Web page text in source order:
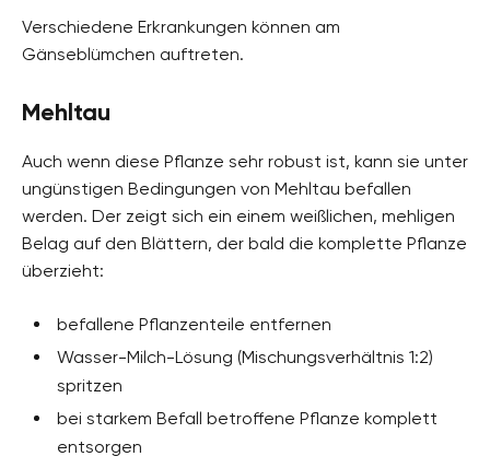
Verschiedene Erkrankungen können am
Gänseblümchen auftreten.
Mehltau
Auch wenn diese Pflanze sehr robust ist, kann sie unter
ungünstigen Bedingungen von Mehltau befallen
werden. Der zeigt sich ein einem weißlichen, mehligen
Belag auf den Blättern, der bald die komplette Pflanze
überzieht:
befallene Pflanzenteile entfernen
Wasser-Milch-Lösung (Mischungsverhältnis 1:2)
spritzen
bei starkem Befall betroffene Pflanze komplett
entsorgen